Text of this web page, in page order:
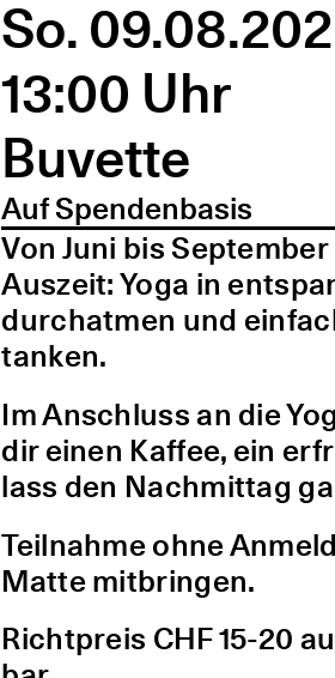
So.
13:00 Uhr
Buvette
Auf Spendenbasis
Von Juni bis
Auszeit: Yoga in
durchatmen und
tanken.
Im Anschluss an die
dir einen Kaffee, ein
lass den Nachmittag
Teilnahme ohne
Matte mitbringen.
Richtpreis CHF 15-20